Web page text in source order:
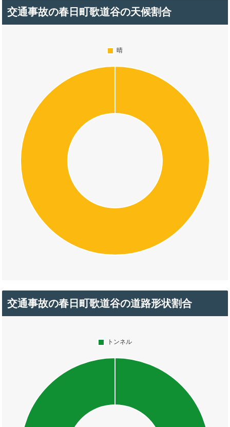
交通事故の春日町歌道谷の天候割合
交通事故の春日町歌道谷の道路形状割合